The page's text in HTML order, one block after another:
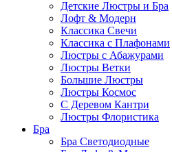
Детские Люстры и Бра
Лофт & Модерн
Классика Свечи
Классика с Плафонами
Люстры с Абажурами
Люстры Ветки
Большие Люстры
Люстры Космос
С Деревом Кантри
Люстры Флористика
Бра
Бра Светодиодные